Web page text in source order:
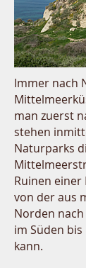
Immer nach
man zuerst
stehen
Naturparks
Ruinen
von der aus
Norden
im Süden bis
kann.